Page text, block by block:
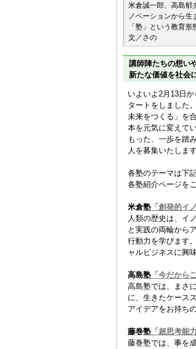
米倉誠一郎、高島郁
ノベーションから
「塾」という教育
文／さの
講師陣たちの想い
新たな価値を社会
いよいよ2月13日
タートをしました
未来をつくる」を
本を元気に変えて
もった、一歩を踏
人を募集いたします
各塾のテーマは下
各塾紹介ページを
米倉塾 「創発的イ
人類の歴史は、イ
と実践の両輪から
行動力を学びます
ャルビジネスに興
高島塾 「今だから
高島塾では、まさ
に、生きたケース
アイデアをお持ち
藤巻塾 「超思考能
藤巻塾では、事を